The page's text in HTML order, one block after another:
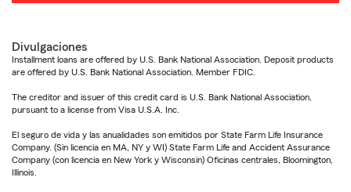
Divulgaciones
Installment loans are offered by U.S. Bank National Association. Deposit products
are offered by U.S. Bank National Association. Member FDIC.
The creditor and issuer of this credit card is U.S. Bank National Association,
pursuant to a license from Visa U.S.A. Inc.
El seguro de vida y las anualidades son emitidos por State Farm Life Insurance
Company. (Sin licencia en MA, NY y WI) State Farm Life and Accident Assurance
Company (con licencia en New York y Wisconsin) Oficinas centrales, Bloomington,
Illinois.